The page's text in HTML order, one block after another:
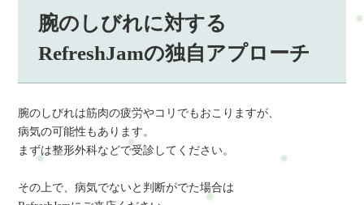
腕のしびれに対する
RefreshJamの独自アプローチ
腕のしびれは筋肉の疲労やコリでもおこりますが、
病気の可能性もあります。
まずは整形外科などで受診してください。
その上で、病気でないと判断がでた場合は